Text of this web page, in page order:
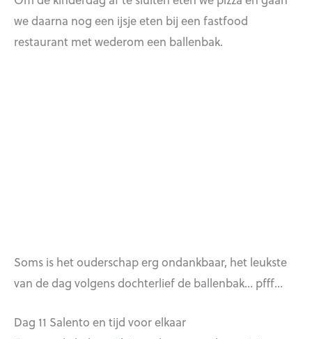
we daarna nog een ijsje eten bij een fastfood
restaurant met wederom een ballenbak.
Soms is het ouderschap erg ondankbaar, het leukste
van de dag volgens dochterlief de ballenbak… pfff…
Dag 11 Salento en tijd voor elkaar